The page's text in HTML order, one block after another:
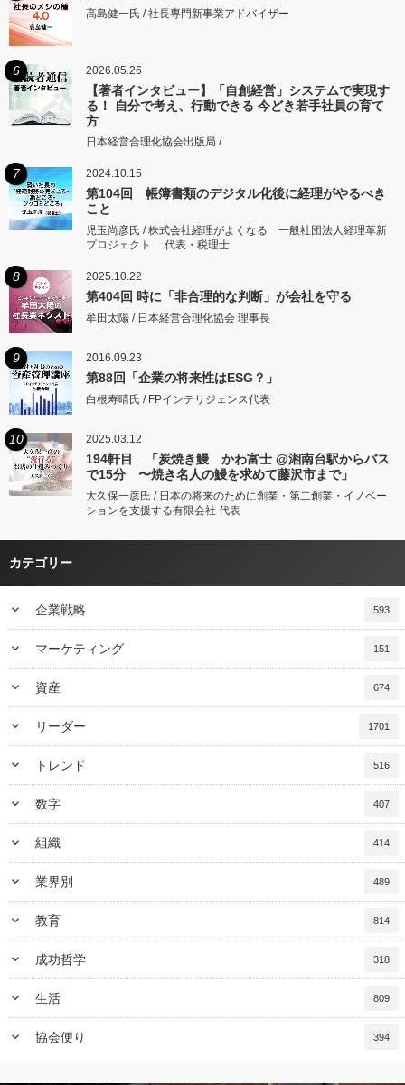
高島健一氏 / 社長専門新事業アドバイザー
6 2026.05.26
【著者インタビュー】「自創経営」システムで実現す
る！ 自分で考え、行動できる 今どき若手社員の育て
方
日本経営合理化協会出版局 /
7 2024.10.15
第104回 帳簿書類のデジタル化後に経理がやるべき
こと
児玉尚彦氏 / 株式会社経理がよくなる 一般社団法人経理革新
プロジェクト 代表・税理士
8 2025.10.22
第404回 時に「非合理的な判断」が会社を守る
牟田太陽 / 日本経営合理化協会 理事長
9 2016.09.23
第88回「企業の将来性はESG？」
白根寿晴氏 / FPインテリジェンス代表
10 2025.03.12
194軒目 「炭焼き鰻 かわ富士 @湘南台駅からバス
で15分 〜焼き名人の鰻を求めて藤沢市まで」
大久保一彦氏 / 日本の将来のために創業・第二創業・イノベー
ションを支援する有限会社 代表
カテゴリー
keyboard_arrow_down 企業戦略 593
keyboard_arrow_down マーケティング 151
keyboard_arrow_down 資産 674
keyboard_arrow_down リーダー 1701
keyboard_arrow_down トレンド 516
keyboard_arrow_down 数字 407
keyboard_arrow_down 組織 414
keyboard_arrow_down 業界別 489
keyboard_arrow_down 教育 814
keyboard_arrow_down 成功哲学 318
keyboard_arrow_down 生活 809
keyboard_arrow_down 協会便り 394